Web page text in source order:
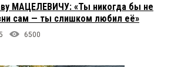
МАЦЕЛЕВИЧУ: «Ты никогда бы не
сам — ты слишком любил её»
6500